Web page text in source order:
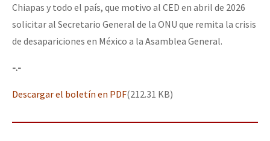
Chiapas y todo el país, que motivo al CED en abril de 2026
solicitar al Secretario General de la ONU que remita la crisis
de desapariciones en México a la Asamblea General.
-.-
Descargar el boletín en PDF(212.31 KB)